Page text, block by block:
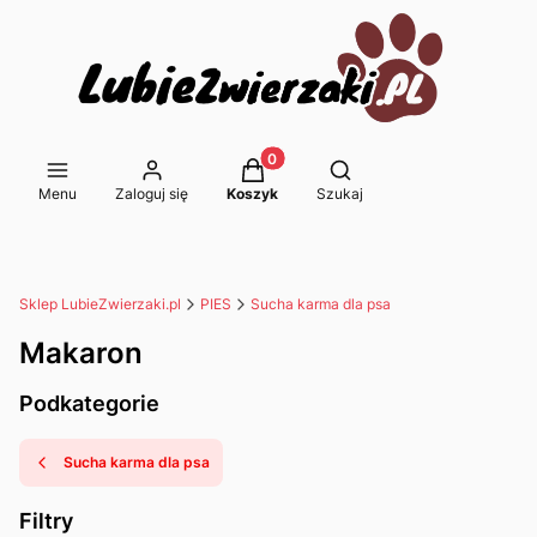
Menu Zaloguj się
Produkty w koszyku: 0. Zobacz
Koszyk
Otwórz wyszukiwarkę
Szukaj
Sklep LubieZwierzaki.pl PIES Sucha karma dla psa
Makaron
Podkategorie
Sucha karma dla psa
Filtry